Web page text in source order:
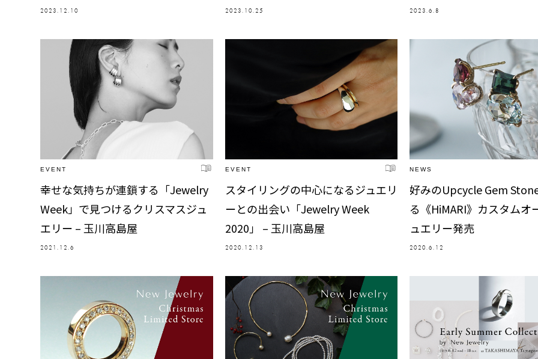
2023.12.10 2023.10.25 2023.6.8
EVENT
幸せな気持ちが連鎖する「Jewelry
Week」で見つけるクリスマスジュ
エリー – 玉川高島屋
2021.12.6
EVENT
スタイリングの中心になるジュエリ
ーとの出会い「Jewelry Week
2020」 – 玉川高島屋
2020.12.13
NEWS
好みのUpcycle Gem
る《HiMARI》カスタムオ
ュエリー発売
2020.6.12